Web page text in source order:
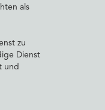
als
zu
Dienst
und